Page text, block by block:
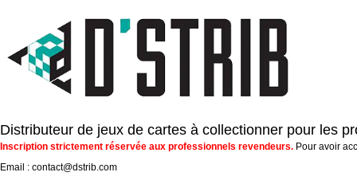
Distributeur de jeux de cartes à collectionner pour les
Inscription strictement réservée aux professionnels revendeurs. Pour avoir
Email : contact@dstrib.com